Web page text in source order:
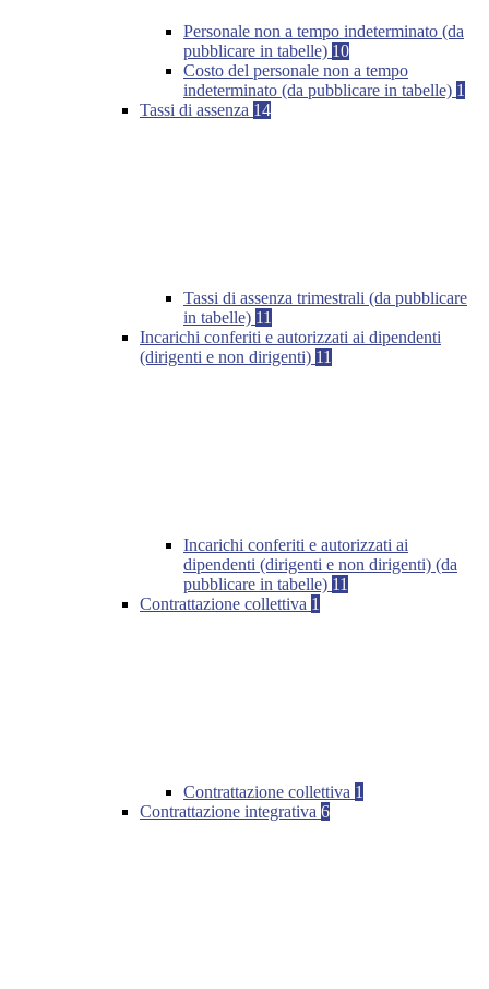
Personale non a tempo indeterminato (da
pubblicare in tabelle) 10
Costo del personale non a tempo
indeterminato (da pubblicare in tabelle) 1
Tassi di assenza 14
Tassi di assenza trimestrali (da pubblicare
in tabelle) 11
Incarichi conferiti e autorizzati ai dipendenti
(dirigenti e non dirigenti) 11
Incarichi conferiti e autorizzati ai
dipendenti (dirigenti e non dirigenti) (da
pubblicare in tabelle) 11
Contrattazione collettiva 1
Contrattazione collettiva 1
Contrattazione integrativa 6